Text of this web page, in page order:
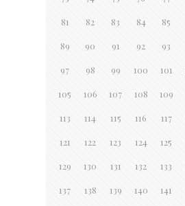
81 82 83 84 85
89 90 91 92 93
97 98 99 100 101
105 106 107 108 109
113 114 115 116 117
121 122 123 124 125
129 130 131 132 133
137 138 139 140 141